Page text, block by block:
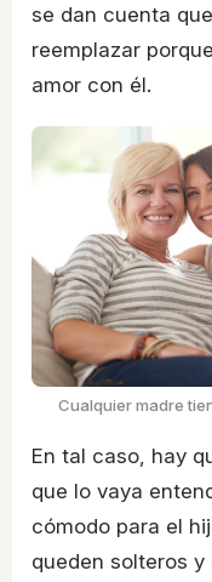
se dan cuenta
reemplazar
amor con él.
Cualquier madre
En tal caso, hay
que lo vaya
cómodo para el
queden solteros